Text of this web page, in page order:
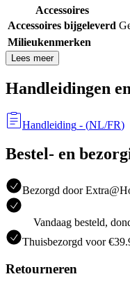
Accessoires
Accessoires bijgeleverd
Milieukenmerken
Lees meer
Handleidingen
Handleiding - (NL/FR)
Bestel- en
Bezorgd door
Vandaag besteld,
Thuisbezorgd voor
Retourneren